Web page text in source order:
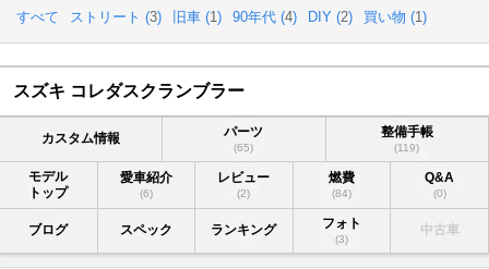
すべて ストリート (3) 旧車 (1 ) 90年代 (4) DIY (2) 買い物 (1 )
スズキ コレダスクランブラー
カスタム情報 パーツ
(65)
整備手帳
(119)
モデル
トップ
愛車紹介
(6)
レビュー
(2)
燃費
(84)
Q&A
(0)
ブログ スペック ランキング フォト
(3)
中古車